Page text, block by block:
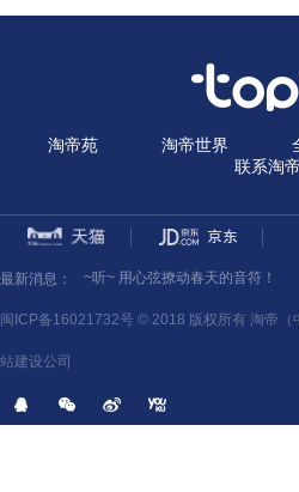
淘帝苑 淘帝世界
联系淘帝
最新消息：
~听~ 用心弦撩动春天的音符！
~听~ 用心弦撩动春天的音符！
闽ICP备16021732号 © 2018 版权所有 淘帝（
站建设公司